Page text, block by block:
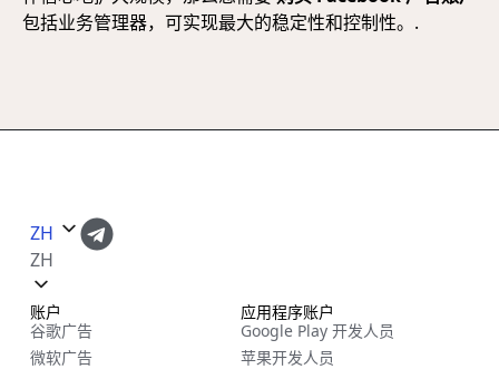
包括业务管理器，可实现最大的稳定性和控制性。.
ZH
ZH
账户
谷歌广告
微软广告
应用程序账户
Google Play 开发人员
苹果开发人员